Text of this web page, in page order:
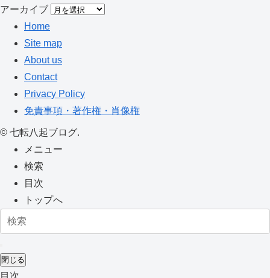
アーカイブ
Home
Site map
About us
Contact
Privacy Policy
免責事項・著作権・肖像権
© 七転八起ブログ.
メニュー
検索
目次
トップへ
閉じる
目次